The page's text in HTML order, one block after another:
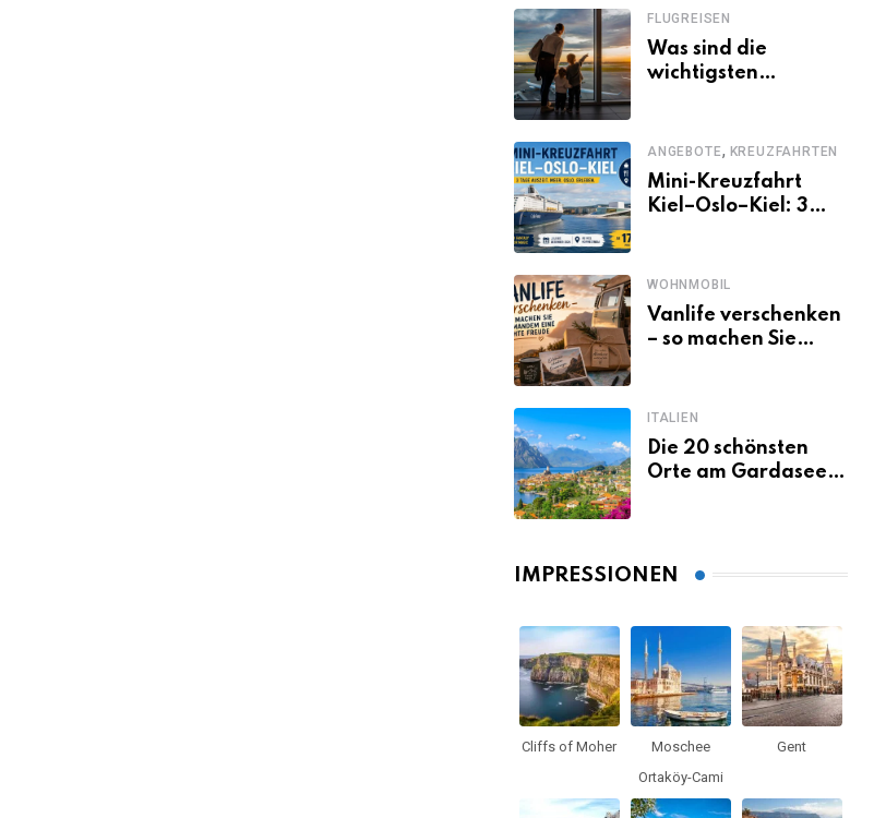
zu Mallorca,
Santorini, Gardasee
& Co.
FLUGREISEN
Was sind die
wichtigsten
ANGEBOTE, KREUZFAHRTEN
Mini-Kreuzfahrt
Kiel–Oslo–Kiel: 3
WOHNMOBIL
Vanlife verschenken
– so machen Sie
ITALIEN
Die 20 schönsten
Orte am Gardasee,
IMPRESSIONEN
Cliffs of Moher
Moschee
Ortaköy-Cami
Gent